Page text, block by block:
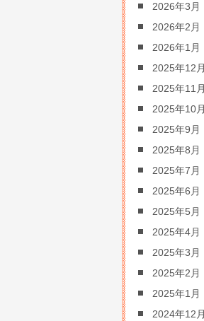
2026年3月
2026年2月
2026年1月
2025年12月
2025年11月
2025年10月
2025年9月
2025年8月
2025年7月
2025年6月
2025年5月
2025年4月
2025年3月
2025年2月
2025年1月
2024年12月